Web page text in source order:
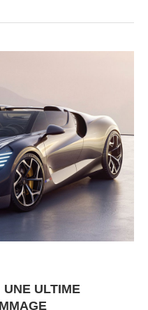
ULTIME